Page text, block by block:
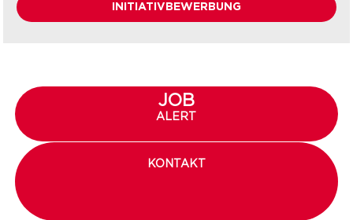
INITIATIVBEWERBUNG
JOB
ALERT
KONTAKT